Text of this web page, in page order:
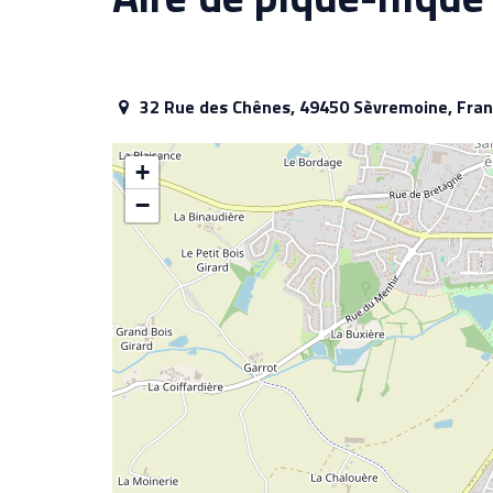
32 Rue des Chênes, 49450 Sèvremoine,
+
−